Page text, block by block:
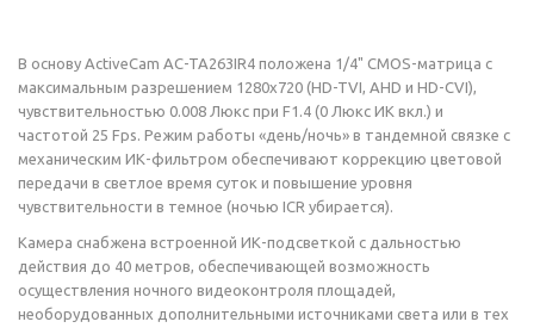
В основу ActiveCam AC-TA263IR4 положена 1/4" CMOS-матрица с
максимальным разрешением 1280х720 (HD-TVI, AHD и HD-CVI),
чувствительностью 0.008 Люкс при F1.4 (0 Люкс ИК вкл.) и
частотой 25 Fps. Режим работы «день/ночь» в тандемной связке с
механическим ИК-фильтром обеспечивают коррекцию цветовой
передачи в светлое время суток и повышение уровня
чувствительности в темное (ночью ICR убирается).
Камера снабжена встроенной ИК-подсветкой с дальностью
действия до 40 метров, обеспечивающей возможность
осуществления ночного видеоконтроля площадей,
необорудованных дополнительными источниками света или в тех